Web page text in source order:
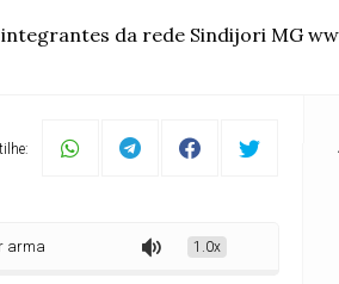
da rede Sindijori MG
1.0x